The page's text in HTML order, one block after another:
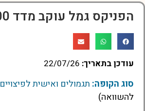
הפניקס גמל עוקב מדד s&p500
עודכן בתאריך: 22/07/26
סוג הקופה: תגמולים ואישית לפיצויים
להשוואה)